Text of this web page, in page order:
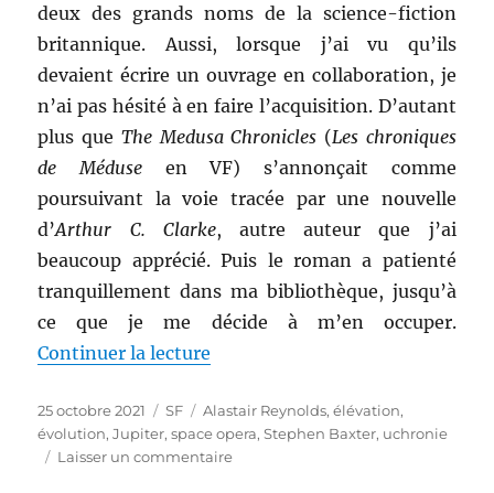
deux des grands noms de la science-fiction
britannique. Aussi, lorsque j’ai vu qu’ils
devaient écrire un ouvrage en collaboration, je
n’ai pas hésité à en faire l’acquisition. D’autant
plus que The Medusa Chronicles (Les chroniques
de Méduse en VF) s’annonçait comme
poursuivant la voie tracée par une nouvelle
d’Arthur C. Clarke, autre auteur que j’ai
beaucoup apprécié. Puis le roman a patienté
tranquillement dans ma bibliothèque, jusqu’à
ce que je me décide à m’en occuper.
Continuer la lecture
Publié
le
25 octobre 2021 Catégories
SF Étiquettes
Alastair Reynolds,élévation,
évolution,Jupiter,space opera,Stephen Baxter, uchronie
Laisser un commentairesur